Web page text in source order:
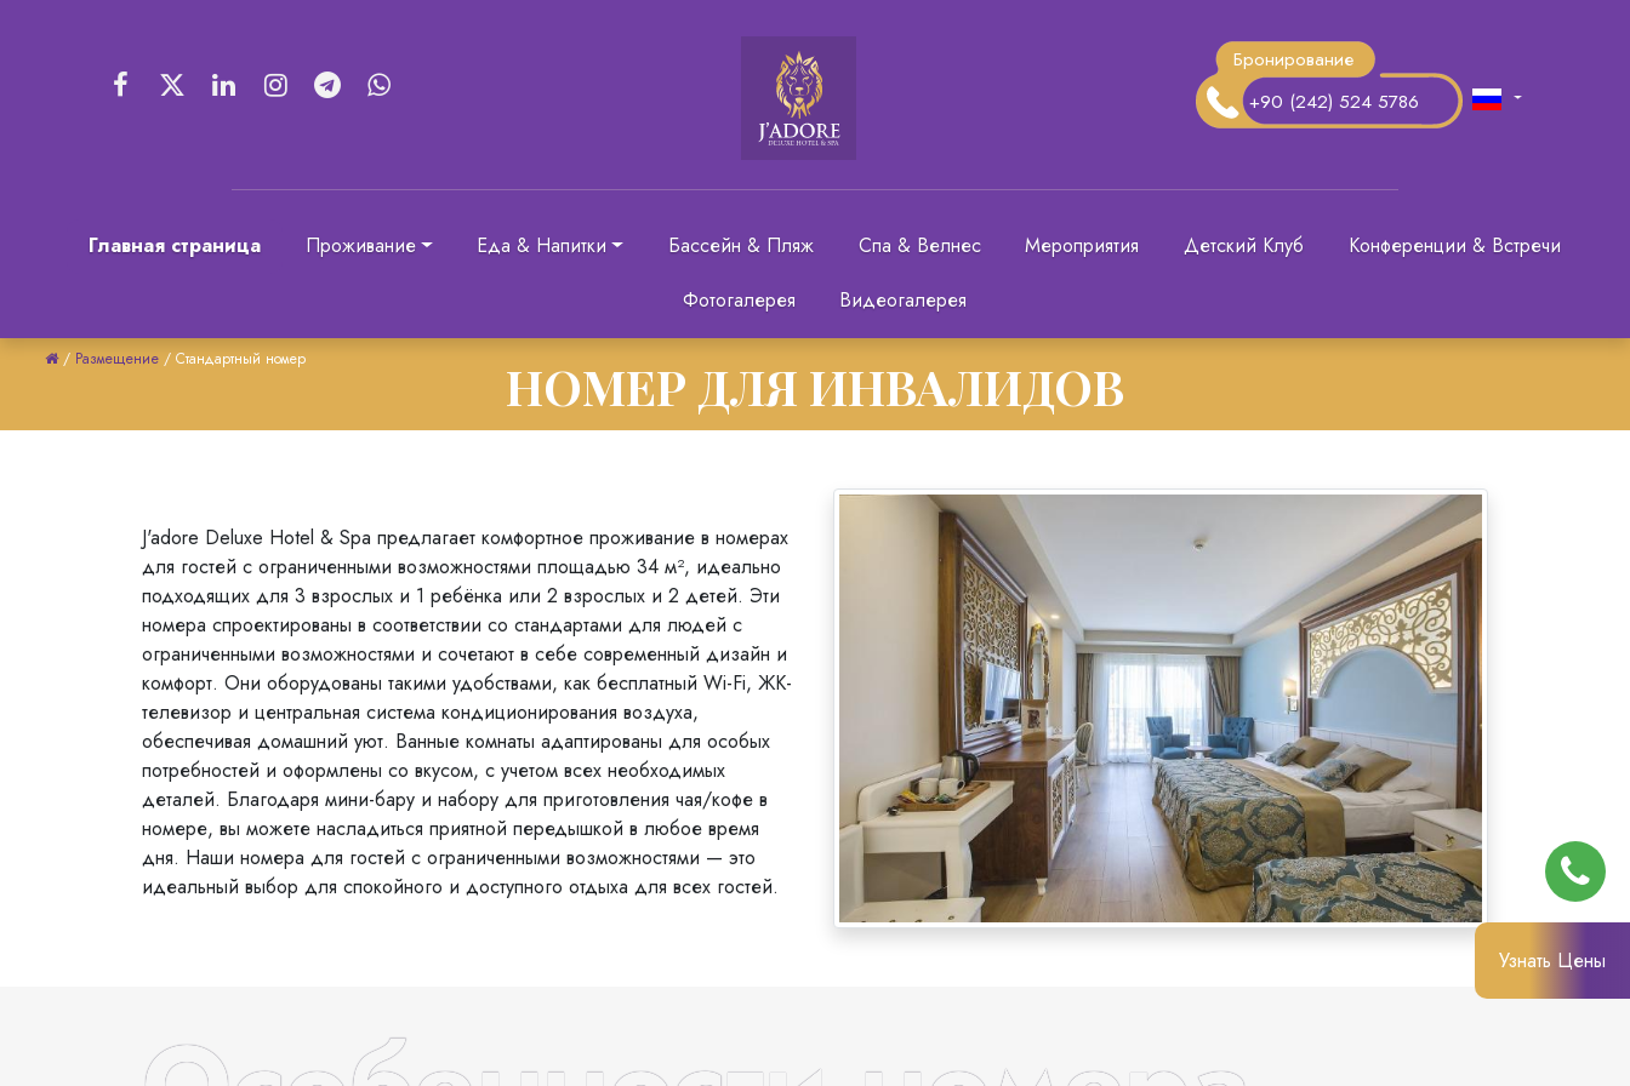
Бронирование
+90 (242) 524 5786
Главная страница Проживание Еда & Напитки Бассейн & Пляж Спа & Велнес Мероприятия Детский Клуб
Конференции & Встречи
Фотогалерея
Видеогалерея
/ Размещение / Стандартный номер НОМЕР ДЛЯ ИНВАЛИДОВ
J'adore Deluxe Hotel & Spa предлагает комфортное проживание в номерах
для гостей с ограниченными возможностями площадью 34 м², идеально
подходящих для 3 взрослых и 1 ребёнка или 2 взрослых и 2 детей. Эти
номера спроектированы в соответствии со стандартами для людей с
ограниченными возможностями и сочетают в себе современный дизайн и
комфорт. Они оборудованы такими удобствами, как бесплатный Wi-Fi, ЖК-
телевизор и центральная система кондиционирования воздуха,
обеспечивая домашний уют. Ванные комнаты адаптированы для особых
потребностей и оформлены со вкусом, с учетом всех необходимых
деталей. Благодаря мини-бару и набору для приготовления чая/кофе в
номере, вы можете насладиться приятной передышкой в любое время
дня. Наши номера для гостей с ограниченными возможностями — это
идеальный выбор для спокойного и доступного отдыха для всех гостей.
Узнать Цены